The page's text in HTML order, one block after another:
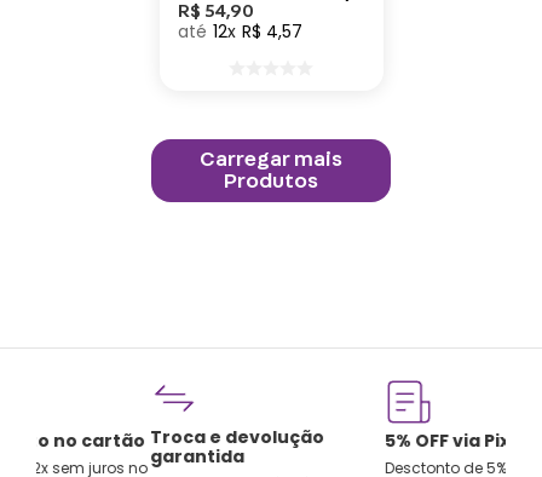
Bela –
Disney
R$ 54,90
12 R$ 4,57
Troca e devolução
garantida
5% OFF via Pix/Boleto
Desctonto de 5% para